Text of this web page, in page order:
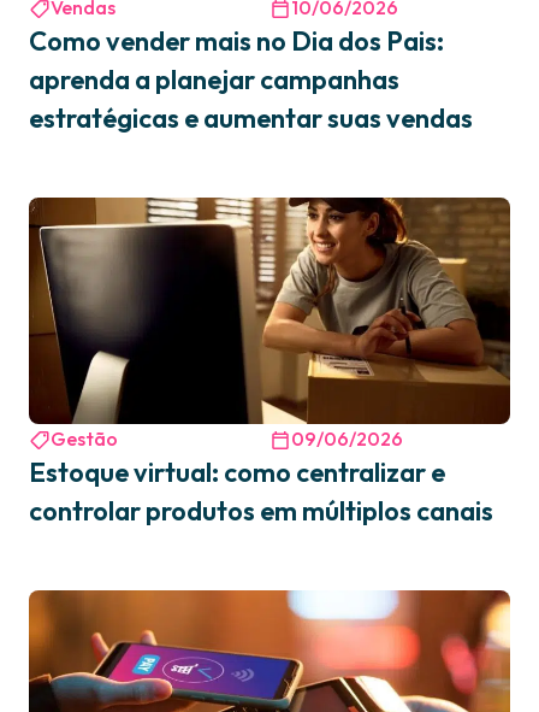
Vendas 10/06/2026
Como vender mais no Dia dos Pais:
aprenda a planejar campanhas
estratégicas e aumentar suas vendas
Gestão 09/06/2026
Estoque virtual: como centralizar e
controlar produtos em múltiplos canais